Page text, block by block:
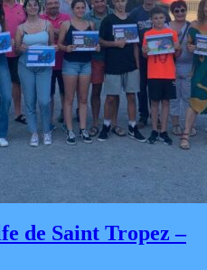
de Saint Tropez –